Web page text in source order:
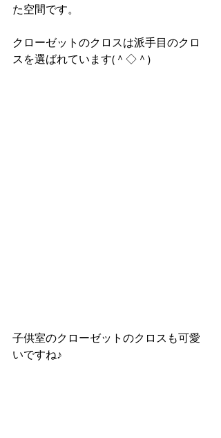
た空間です。
クローゼットのクロスは派手目のクロ
スを選ばれています(＾◇＾)
子供室のクローゼットのクロスも可愛
いですね♪